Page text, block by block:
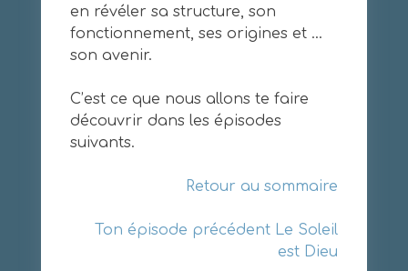
en révéler sa structure, son
fonctionnement, ses origines et …
son avenir.
C’est ce que nous allons te faire
découvrir dans les épisodes
suivants.
Retour au sommaire
Ton épisode précédent Le Soleil
est Dieu